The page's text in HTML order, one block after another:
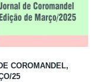
COROMANDEL,
25